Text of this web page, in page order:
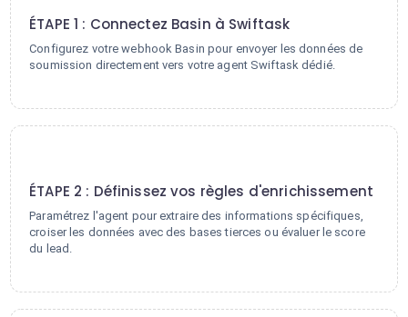
ÉTAPE 1 : Connectez Basin à Swiftask
Configurez votre webhook Basin pour envoyer les données de
soumission directement vers votre agent Swiftask dédié.
ÉTAPE 2 : Définissez vos règles d'enrichissement
Paramétrez l'agent pour extraire des informations spécifiques,
croiser les données avec des bases tierces ou évaluer le score
du lead.